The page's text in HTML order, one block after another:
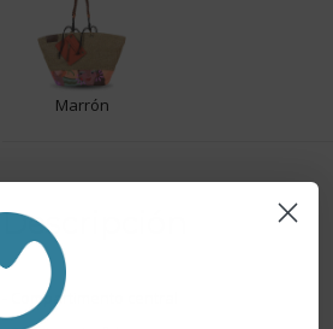
Marrón
Descripción
- Compartimento central